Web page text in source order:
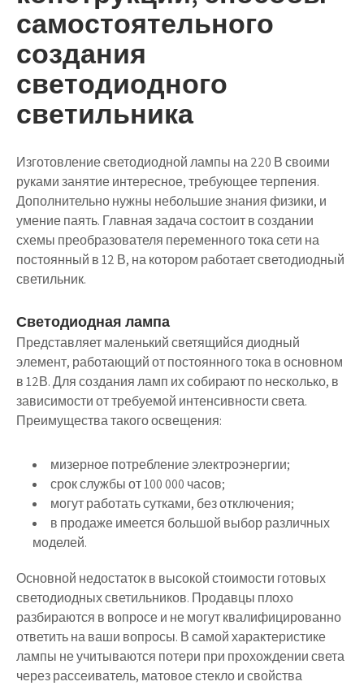
самостоятельного
создания
светодиодного
светильника
Изготовление светодиодной лампы на 220 В своими
руками занятие интересное, требующее терпения.
Дополнительно нужны небольшие знания физики, и
умение паять. Главная задача состоит в создании
схемы преобразователя переменного тока сети на
постоянный в 12 В, на котором работает светодиодный
светильник.
Светодиодная лампа
Представляет маленький светящийся диодный
элемент, работающий от постоянного тока в основном
в 12В.Для создания ламп их собирают по несколько, в
зависимости от требуемой интенсивности света.
Преимущества такого освещения:
мизерное потребление электроэнергии;
срок службы от 100 000 часов;
могут работать сутками, без отключения;
в продаже имеется большой выбор различных
моделей.
Основной недостаток в высокой стоимости готовых
светодиодных светильников. Продавцы плохо
разбираются в вопросе и не могут квалифицированно
ответить на ваши вопросы. В самой характеристике
лампы не учитываются потери при прохождении света
через рассеиватель, матовое стекло и свойства